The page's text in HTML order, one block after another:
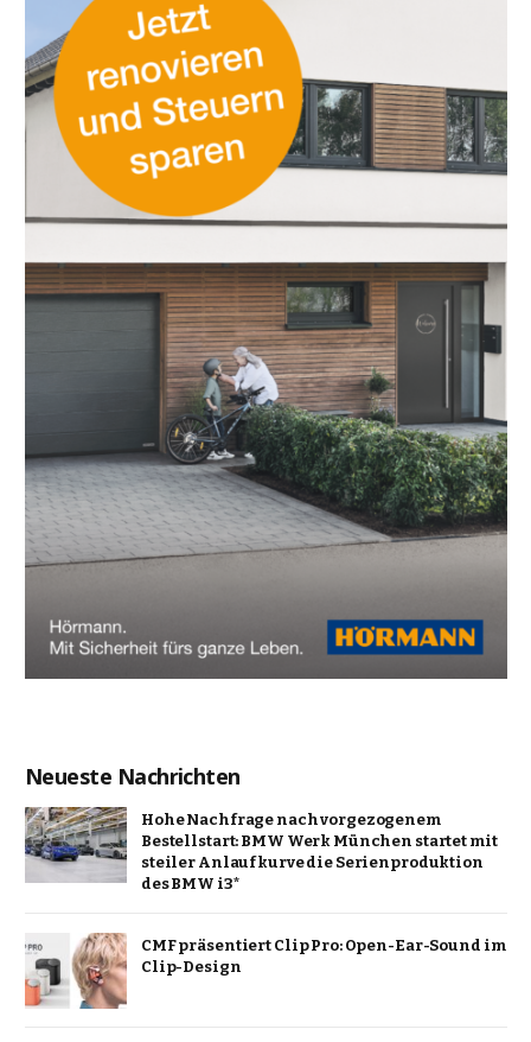
Neueste Nachrichten
Hohe Nachfrage nach vorgezogenem
Bestellstart: BMW Werk München startet mit
steiler Anlaufkurve die Serienproduktion
des BMW i3*
CMF präsentiert Clip Pro: Open-Ear-Sound im
Clip-Design